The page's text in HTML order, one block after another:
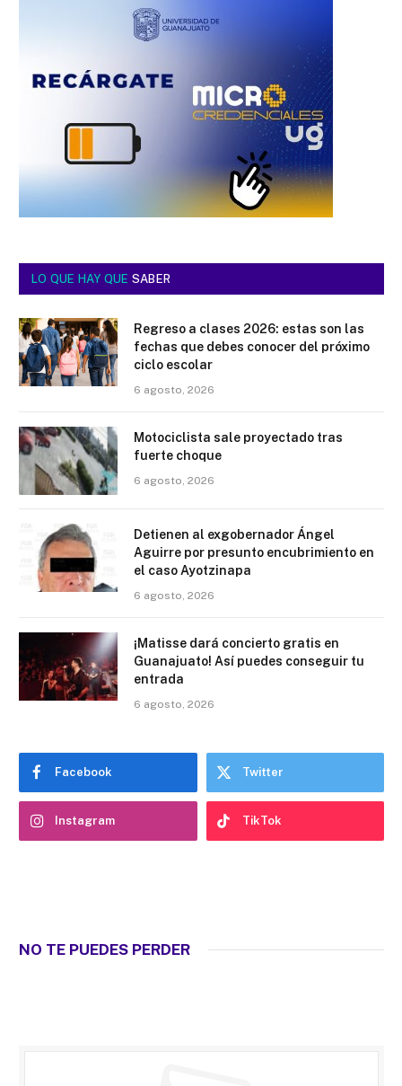
LO QUE HAY QUE SABER
Regreso a clases 2026: estas son las
fechas que debes conocer del próximo
ciclo escolar
6 agosto, 2026
Motociclista sale proyectado tras
fuerte choque
6 agosto, 2026
Detienen al exgobernador Ángel
Aguirre por presunto encubrimiento en
el caso Ayotzinapa
6 agosto, 2026
¡Matisse dará concierto gratis en
Guanajuato! Así puedes conseguir tu
entrada
6 agosto, 2026
Facebook Twitter
Instagram TikTok
NO TE PUEDES PERDER